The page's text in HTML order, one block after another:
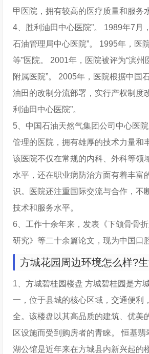
甲医院，拥有较高的医疗质量和服务
4、胜利油田中心医院”。 1989年7月
石油管理局中心医院”。 1995年，医
等”医院。 2001年，医院被评为“滨州
附属医院”。 2005年，医院根据中国
油田的改制分流部署，实行产权制度
利油田中心医院”。
5、中国石油天然气集团公司中心医
管理的医院，拥有雄厚的技术力量和
该医院不仅在常规的内科、外科等领
水平，还在职业病防治方面有着丰富
识。医院还注重国际交流与合作，不
技术和服务水平。
6、工作十余年来，发表《下颌骨骨
研究》等二十余篇论文，现为中国口
方城花园周边环境怎么样?
1、方城碧桂园楼盘 方城碧桂园是方
一，位于县城的核心区域，交通便利
全。该楼盘以其高品质的建筑、优美
区设施而受到购房者的青睐。 恒基
湖公馆是近年来在方城县内新兴起的